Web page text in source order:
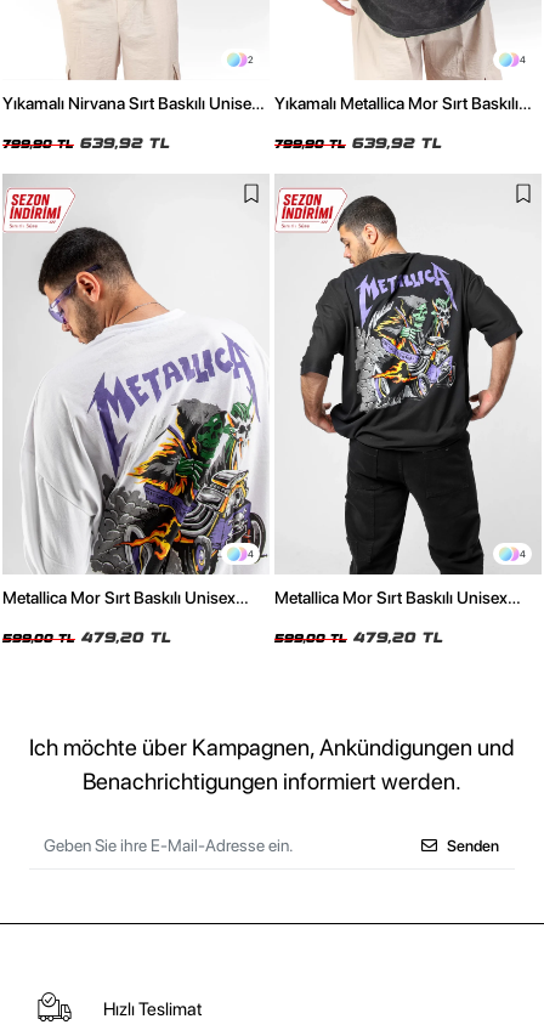
2
Yıkamalı Nirvana Sırt Baskılı Unisex
799,90 TL 639,92 TL
4
Yıkamalı Metallica Mor Sırt Baskılı
799,90 TL 639,92 TL
4
Metallica Mor Sırt Baskılı Unisex
599,00 TL 479,20 TL
4
Metallica Mor Sırt Baskılı Unisex
599,00 TL 479,20 TL
Ich möchte über Kampagnen, Ankündigungen und
Benachrichtigungen informiert werden.
Senden
Hızlı Teslimat